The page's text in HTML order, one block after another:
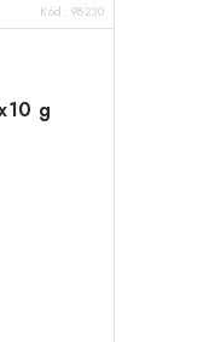
Kód: 98230
g